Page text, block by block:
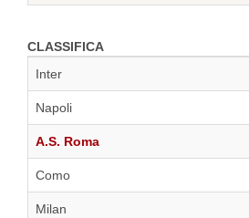
CLASSIFICA
Inter
Napoli
A.S. Roma
Como
Milan